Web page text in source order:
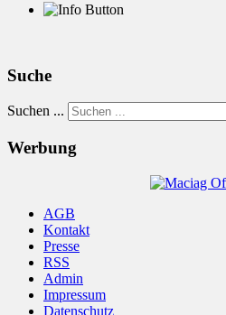
Suche
Suchen ...
Werbung
AGB
Kontakt
Presse
RSS
Admin
Impressum
Datenschutz